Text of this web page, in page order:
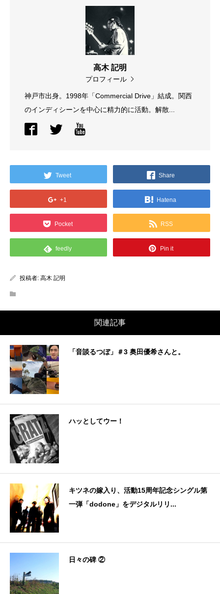
高木 記明
プロフィール
神戸市出身。1998年「Commercial Drive」結成。関西
のインディシーンを中心に精力的に活動。解散...
Tweet Share
+1 Hatena
Pocket RSS
feedly Pin it
投稿者: 高木 記明
関連記事
「音談るつぼ」＃3 奥田優希さんと。
ハッとしてウー！
キツネの嫁入り、活動15周年記念シングル第
一弾「dodone」をデジタルリリ...
日々の碑 ②